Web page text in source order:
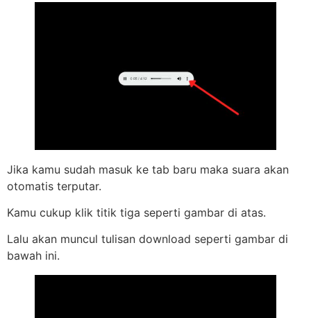
Jika kamu sudah masuk ke tab baru maka suara akan
otomatis terputar.
Kamu cukup klik titik tiga seperti gambar di atas.
Lalu akan muncul tulisan download seperti gambar di
bawah ini.